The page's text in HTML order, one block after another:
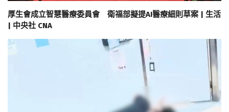
厚生會成立智慧醫療委員會 衛福部擬提AI醫療細則草案 | 生活
| 中央社 CNA